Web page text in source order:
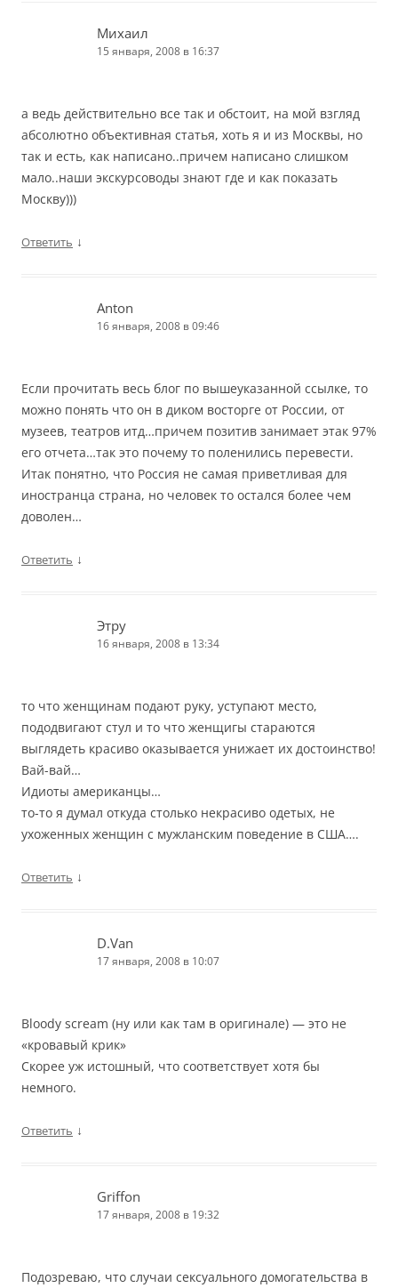
Михаил
15 января, 2008 в 16:37
а ведь действительно все так и обстоит, на мой взгляд
абсолютно объективная статья, хоть я и из Москвы, но
так и есть, как написано..причем написано слишком
мало..наши экскурсоводы знают где и как показать
Москву)))
Ответить ↓
Anton
16 января, 2008 в 09:46
Если прочитать весь блог по вышеуказанной ссылке, то
можно понять что он в диком восторге от России, от
музеев, театров итд…причем позитив занимает этак 97%
его отчета…так это почему то поленились перевести.
Итак понятно, что Россия не самая приветливая для
иностранца страна, но человек то остался более чем
доволен…
Ответить ↓
Этру
16 января, 2008 в 13:34
то что женщинам подают руку, уступают место,
пододвигают стул и то что женщигы стараются
выглядеть красиво оказывается унижает их достоинство!
Вай-вай…
Идиоты американцы…
то-то я думал откуда столько некрасиво одетых, не
ухоженных женщин с мужланским поведение в США….
Ответить ↓
D.Van
17 января, 2008 в 10:07
Bloody scream (ну или как там в оригинале) — это не
«кровавый крик»
Скорее уж истошный, что соответствует хотя бы
немного.
Ответить ↓
Griffon
17 января, 2008 в 19:32
Подозреваю, что случаи сексуального домогательства в